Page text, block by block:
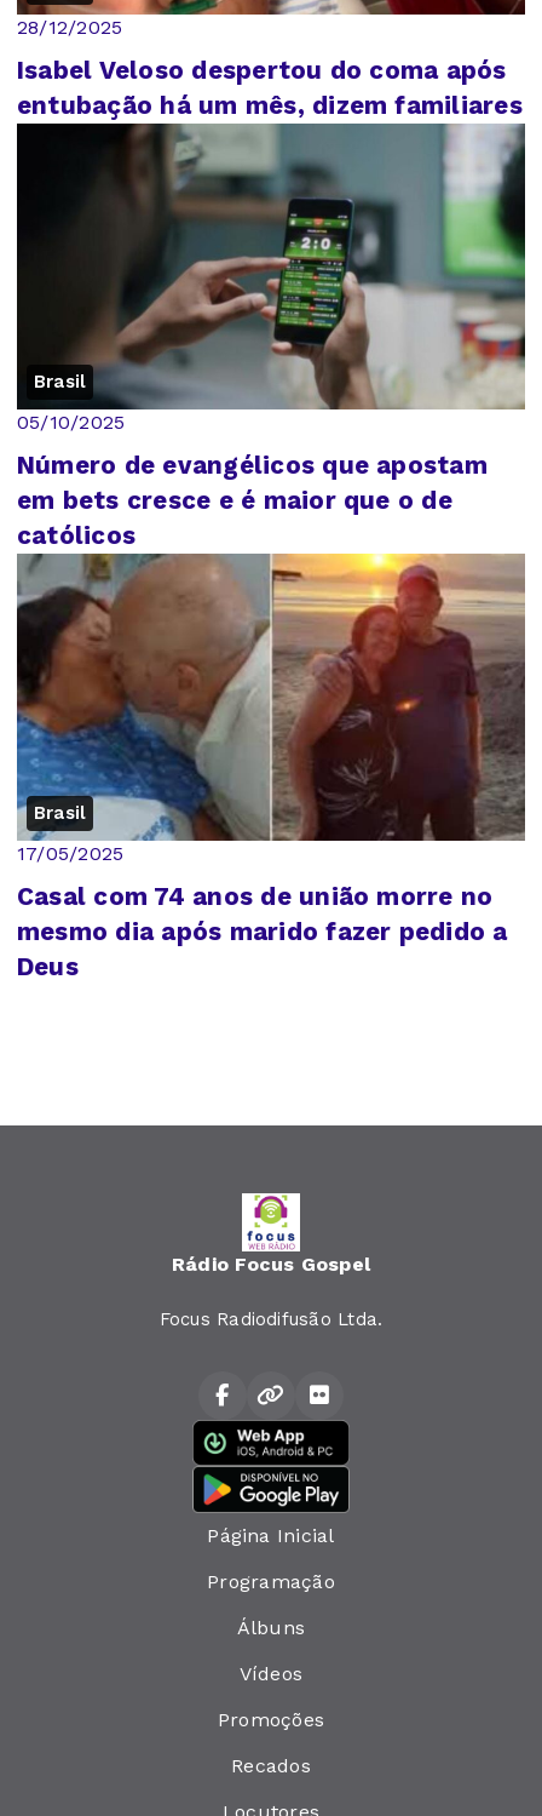
28/12/2025
Isabel Veloso despertou do coma após
entubação há um mês, dizem familiares
Brasil
05/10/2025
Número de evangélicos que apostam
em bets cresce e é maior que o de
católicos
Brasil
17/05/2025
Casal com 74 anos de união morre no
mesmo dia após marido fazer pedido a
Deus
Rádio Focus Gospel
Focus Radiodifusão Ltda.
Página Inicial
Programação
Álbuns
Vídeos
Promoções
Recados